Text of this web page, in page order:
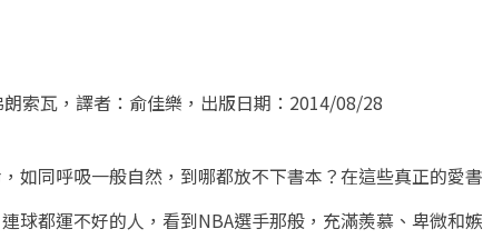
索瓦，譯者：俞佳樂，出版日期：2014/08/28
如同呼吸一般自然，到哪都放不下書本？在這些真正的愛書
球都運不好的人，看到NBA選手那般，充滿羨慕、卑微和嫉